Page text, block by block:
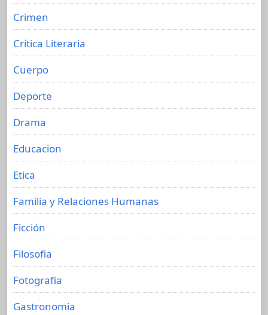
Crimen
Crítica Literaria
Cuerpo
Deporte
Drama
Educacion
Etica
Familia y Relaciones Humanas
Ficción
Filosofia
Fotografia
Gastronomia